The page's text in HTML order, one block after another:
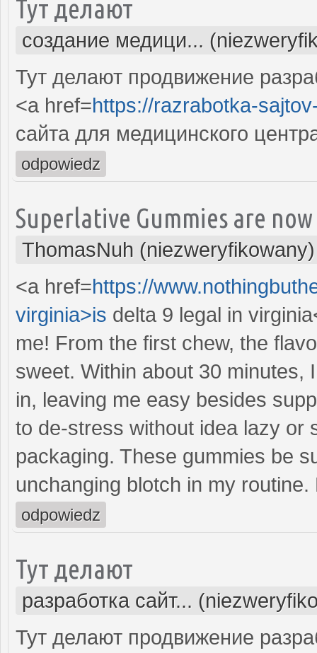
Тут делают
создание медици...
Тут делают продвижение
<a href=https://razrabotka-
сайта для медицинского
odpowiedz
Superlative Gummies are
ThomasNuh (niezweryfikowany)
<a href=https://
virginia>is delta 9 legal in
me! From the first chew, the
sweet. Within about 30 minutes,
in, leaving me easy besides
to de-stress without idea lazy or
packaging. These gummies be
unchanging blotch in my
odpowiedz
Тут делают
разработка сайт...
Тут делают продвижение